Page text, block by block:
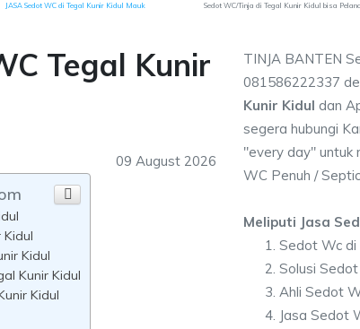
JASA Sedot WC di Tegal Kunir Kidul Mauk Sedot WC/Tinja di Tegal Kunir Kidul bisa
Tegal Kunir
09 August 2026
Kidul
Kunir Kidul
Kidul
TINJA BANTEN
081586222337
Kunir Kidul dan
segera hubungi
"every day" untuk
WC Penuh /
Meliputi Jasa
Sedot Wc di
Solusi
Ahli Sedot
Jasa Sedot